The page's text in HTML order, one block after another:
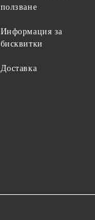
ползване
Информация за
бисквитки
Доставка